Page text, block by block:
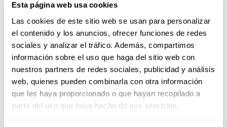
Esta página web usa cookies
Las cookies de este sitio web se usan para personalizar
el contenido y los anuncios, ofrecer funciones de redes
sociales y analizar el tráfico. Además, compartimos
información sobre el uso que haga del sitio web con
nuestros partners de redes sociales, publicidad y análisis
web, quienes pueden combinarla con otra información
que les haya proporcionado o que hayan recopilado a
partir del uso que haya hecho de sus servicios.
Jueves 12 de marzo de 2015
Duelo por pérdida de empleo ¿Es
reflujo? BDSM: Bondage,
sumisión y masoquismo